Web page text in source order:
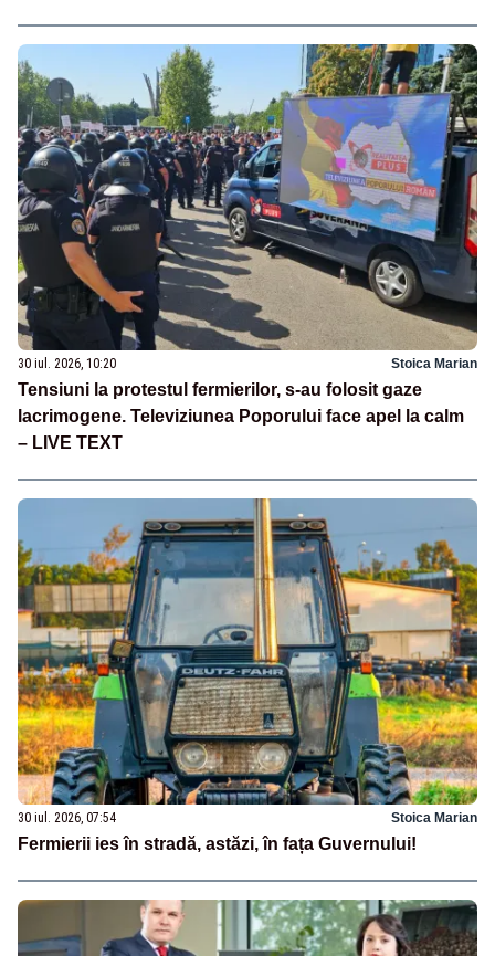
30 iul. 2026, 10:20 Stoica Marian
Tensiuni la protestul fermierilor, s-au folosit gaze
lacrimogene. Televiziunea Poporului face apel la calm
– LIVE TEXT
30 iul. 2026, 07:54 Stoica Marian
Fermierii ies în stradă, astăzi, în fața Guvernului!